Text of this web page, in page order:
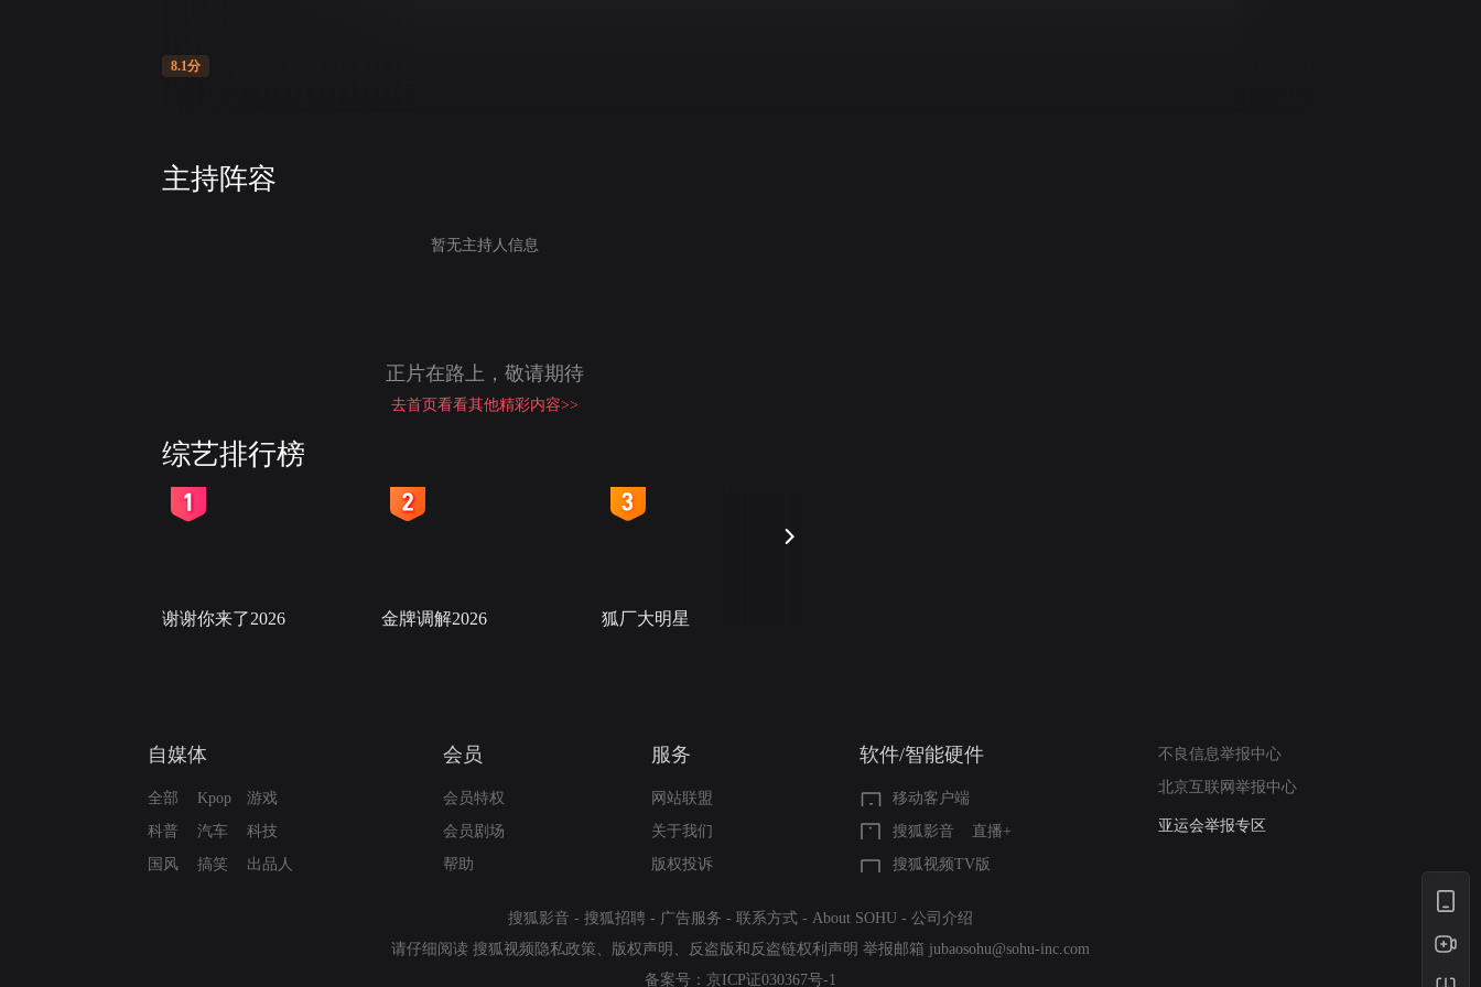
8.1分
主持阵容
暂无主持人信息
正片在路上，敬请期待
去首页看看其他精彩内容>>
综艺排行榜
谢谢你来了2026 金牌调解2026 狐厂大明星
自媒体
全部
科普
国风
Kpop
汽车
搞笑
游戏
科技
出品人
会员
会员特权
会员剧场
帮助
服务
网站联盟
关于我们
版权投诉
软件/智能硬件
移动客户端
搜狐影音
直播+
搜狐视频TV版
不良信息举报中心
北京互联网举报中心
算法推荐专项举报
亚运会举报专区
搜狐影音 - 搜狐招聘 - 广告服务 - 联系方式 - About SOHU - 公司介绍
请仔细阅读 搜狐视频隐私政策 、 版权声明 、 反盗版和反盗链权利声明 举报邮箱 jubaosohu@sohu-inc.com
备案号： 京ICP证030367号-1